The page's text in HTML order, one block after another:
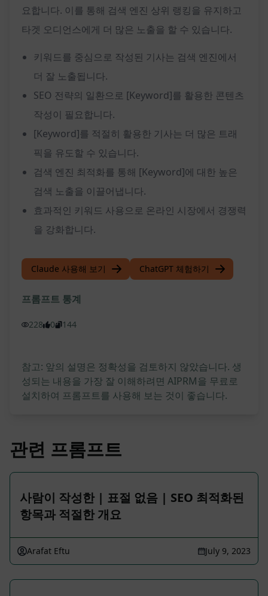
요합니다. 이를 통해 검색 엔진 상위 랭킹을 유지하고
타겟 오디언스에게 더 많은 노출을 할 수 있습니다.
키워드를 중심으로 작성된 기사는 검색 엔진에서
더 잘 노출됩니다.
SEO 전략의 일환으로 [Keyword]를 활용한 콘텐츠
작성이 필요합니다.
[Keyword]를 적절히 활용한 기사는 더 많은 트래
픽을 유도할 수 있습니다.
검색 엔진 최적화를 통해 [Keyword]에 대한 높은
검색 노출을 이끌어냅니다.
효과적인 키워드 사용으로 온라인 시장에서 경쟁력
을 강화합니다.
Claude 사용해 보기 ChatGPT 체험하기
프롬프트 통계
228 0 144
참고: 앞의 설명은 정확성을 검토하지 않았습니다. 생
성되는 내용을 가장 잘 이해하려면 AIPRM을 무료로
설치하여 프롬프트를 사용해 보는 것이 좋습니다.
관련 프롬프트
사람이 작성한 | 표절 없음 | SEO 최적화된
항목과 적절한 개요
Arafat Eftu July 9, 2023